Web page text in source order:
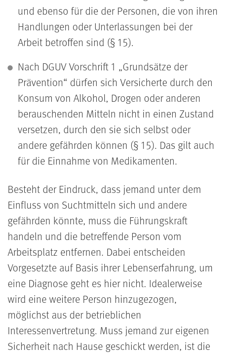
und ebenso für die der Personen, die von ihren
Handlungen oder Unterlassungen bei der
Arbeit betroffen sind (§ 15).
Nach DGUV Vorschrift 1 „Grundsätze der
Prävention“ dürfen sich Versicherte durch den
Konsum von Alkohol, Drogen oder anderen
berauschenden Mitteln nicht in einen Zustand
versetzen, durch den sie sich selbst oder
andere gefährden können (§ 15). Das gilt auch
für die Einnahme von Medikamenten.
Besteht der Eindruck, dass jemand unter dem
Einfluss von Suchtmitteln sich und andere
gefährden könnte, muss die Führungskraft
handeln und die betreffende Person vom
Arbeitsplatz entfernen. Dabei entscheiden
Vorgesetzte auf Basis ihrer Lebenserfahrung, um
eine Diagnose geht es hier nicht. Idealerweise
wird eine weitere Person hinzugezogen,
möglichst aus der betrieblichen
Interessenvertretung. Muss jemand zur eigenen
Sicherheit nach Hause geschickt werden, ist die